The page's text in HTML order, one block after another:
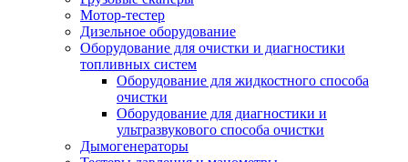
Мотор-тестер
Дизельное оборудование
Оборудование для очистки и диагностики
топливных систем
Оборудование для жидкостного способа
очистки
Оборудование для диагностики и
ультразвукового способа очистки
Дымогенераторы